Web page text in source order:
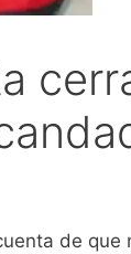
de que